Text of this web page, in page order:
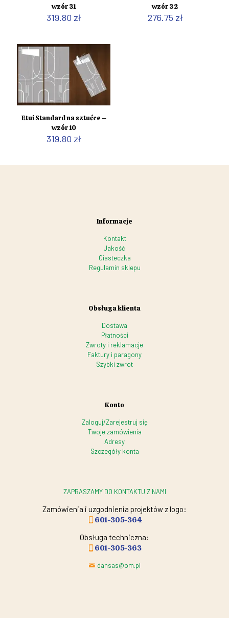
wzór 31
319.80 zł
wzór 32
276.75 zł
Etui Standard na sztućce –
wzór 10
319.80 zł
Informacje
Kontakt
Jakość
Ciasteczka
Regulamin sklepu
Obsługa klienta
Dostawa
Płatności
Zwroty i reklamacje
Faktury i paragony
Szybki zwrot
Konto
Zaloguj/Zarejestruj się
Twoje zamówienia
Adresy
Szczegóły konta
ZAPRASZAMY DO KONTAKTU Z NAMI
Zamówienia i uzgodnienia projektów z logo:
601-305-364
Obsługa techniczna:
601-305-363
dansas@om.pl